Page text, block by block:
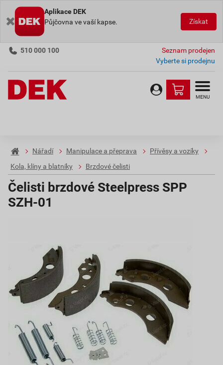
Aplikace DEK
Půjčovna ve vaší kapse.
Získat
510 000 100
Seznam prodejen
Vyberte si prodejnu
MENU
Nářadí Manipulace a přeprava
Přívěsy a vozíky
Kola, klíny a blatníky
Brzdové čelisti
Čelisti brzdové Steelpress SPP
SZH-01